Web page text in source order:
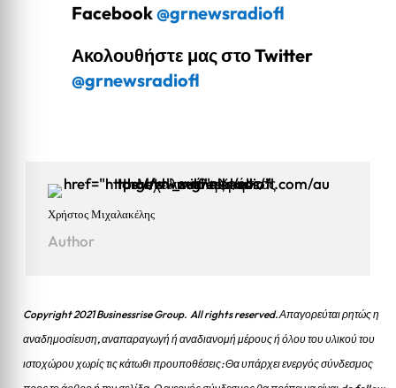
Facebook@grnewsradiofl
Ακολουθήστε μας στο Twitter
@grnewsradiofl
Χρήστος Μιχαλακέλης
Author
Copyright 2021 Businessrise Group. All rights reserved. Απαγορεύται ρητώς η
αναδημοσίευση, αναπαραγωγή ή αναδιανομή μέρους ή όλου του υλικού του
ιστοχώρου χωρίς τις κάτωθι προυποθέσεις: Θα υπάρχει ενεργός σύνδεσμος